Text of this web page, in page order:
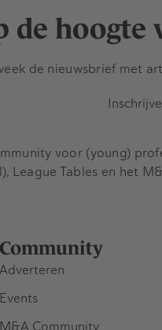
de hoogte
de nieuwsbrief met
Community
Adverteren
Events
M&A Community
voor (young)
League Tables en het